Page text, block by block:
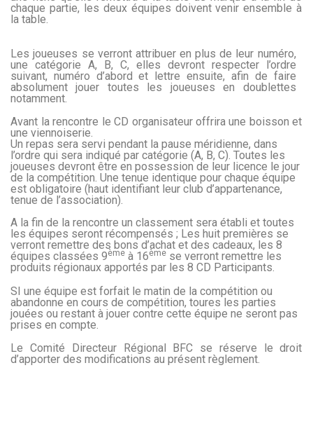
chaque partie, les deux équipes doivent venir ensemble à
la table.
Les joueuses se verront attribuer en plus de leur numéro,
une catégorie A, B, C, elles devront respecter l’ordre
suivant, numéro d’abord et lettre ensuite, afin de faire
absolument jouer toutes les joueuses en doublettes
notamment.
Avant la rencontre le CD organisateur offrira une boisson et
une viennoiserie.
Un repas sera servi pendant la pause méridienne, dans
l’ordre qui sera indiqué par catégorie (A, B, C). Toutes les
joueuses devront être en possession de leur licence le jour
de la compétition. Une tenue identique pour chaque équipe
est obligatoire (haut identifiant leur club d’appartenance,
tenue de l’association).
A la fin de la rencontre un classement sera établi et toutes
les équipes seront récompensés ; Les huit premières se
verront remettre des bons d’achat et des cadeaux, les 8
équipes classées 9èmeà 16èmese verront remettre les
produits régionaux apportés par les 8 CD Participants.
SI une équipe est forfait le matin de la compétition ou
abandonne en cours de compétition, toures les parties
jouées ou restant à jouer contre cette équipe ne seront pas
prises en compte.
Le Comité Directeur Régional BFC se réserve le droit
d’apporter des modifications au présent règlement.